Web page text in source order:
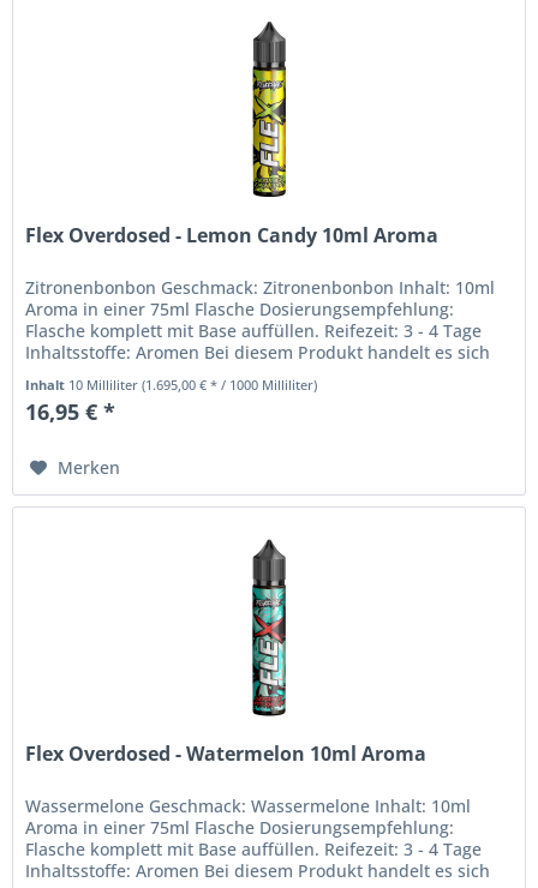
Flex Overdosed - Lemon Candy 10ml Aroma
Zitronenbonbon Geschmack: Zitronenbonbon Inhalt: 10ml
Aroma in einer 75ml Flasche Dosierungsempfehlung:
Flasche komplett mit Base auffüllen. Reifezeit: 3 - 4 Tage
Inhaltsstoffe: Aromen Bei diesem Produkt handelt es sich
um ein Aroma,...
Inhalt 10 Milliliter(1.695,00 € * / 1000 Milliliter)
16,95 € *
Merken
Flex Overdosed - Watermelon 10ml Aroma
Wassermelone Geschmack: Wassermelone Inhalt: 10ml
Aroma in einer 75ml Flasche Dosierungsempfehlung:
Flasche komplett mit Base auffüllen. Reifezeit: 3 - 4 Tage
Inhaltsstoffe: Aromen Bei diesem Produkt handelt es sich